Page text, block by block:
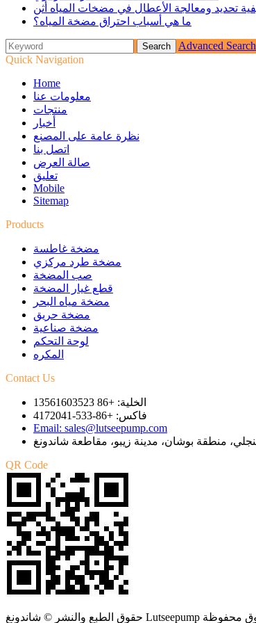
ما هي أسباب احتراق مضخة المياه؟
Advanced Search
Quick Navigation
Home
معلومات عنا
منتجات
أخبار
نظرة عامة على المصنع
اتصل بنا
صالة العرض
تعليق
Mobile
Sitemap
Products
مضخة غاطسة
مضخة طرد مركزي
صب المضخة
قطع غيار المضخة
مضخة مياه البحر
مضخة حريق
مضخة صناعية
لوحة التحكم
المكره
Contact Us
الخلية: +86 13561603523
فاكس: +86-533-4172041
Email: sales@lutseepump.com
QR Code